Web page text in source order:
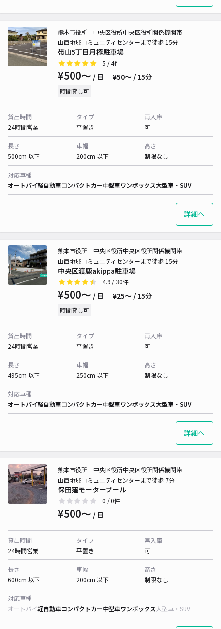
帯山5丁目月極駐車場
熊本市役所 中央区役所中央区役所関係機関帯
山西地域コミュニティセンターまで徒歩 15分
5 / 4件
¥500〜 / 日 ¥50〜 / 15分
時間貸し可
貸出時間
24時間営業
タイプ
平置き
再入庫
可
長さ
500cm 以下
車幅
200cm 以下
高さ
制限なし
対応車種
オートバイ軽自動車コンパクトカー中型車ワンボックス大型車・SUV
詳細へ
中央区渡鹿akippa駐車場
熊本市役所 中央区役所中央区役所関係機関帯
山西地域コミュニティセンターまで徒歩 15分
4.9 / 30件
¥500〜 / 日 ¥25〜 / 15分
時間貸し可
貸出時間
24時間営業
タイプ
平置き
再入庫
可
長さ
495cm 以下
車幅
250cm 以下
高さ
制限なし
対応車種
オートバイ軽自動車コンパクトカー中型車ワンボックス大型車・SUV
詳細へ
保田窪モータープール
熊本市役所 中央区役所中央区役所関係機関帯
山西地域コミュニティセンターまで徒歩 7分
0 / 0件
¥500〜 / 日
貸出時間
24時間営業
タイプ
平置き
再入庫
可
長さ
600cm 以下
車幅
200cm 以下
高さ
制限なし
対応車種
オートバイ軽自動車コンパクトカー中型車ワンボックス大型車・SUV